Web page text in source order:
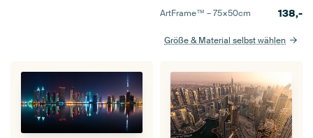
ArtFrame™ –75×50cm 138,-
Größe & Material selbst wählen